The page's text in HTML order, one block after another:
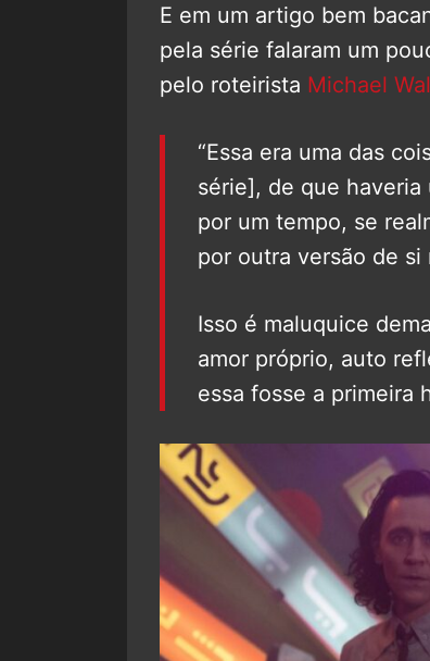
E em um artigo bem
pela série falaram um
pelo roteirista Michael
“Essa era uma das
série], de que haveria
por um tempo, se
por outra versão de si
Isso é maluquice
amor próprio, auto
essa fosse a primeira